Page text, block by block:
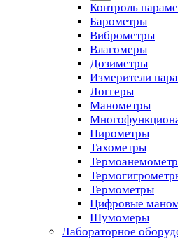
Контроль
Барометры
Виброметры
Влагомеры
Дозиметры
Измерители
Логгеры
Манометры
Пирометры
Тахометры
Термометры
Цифровые
Шумомеры
Лабораторное